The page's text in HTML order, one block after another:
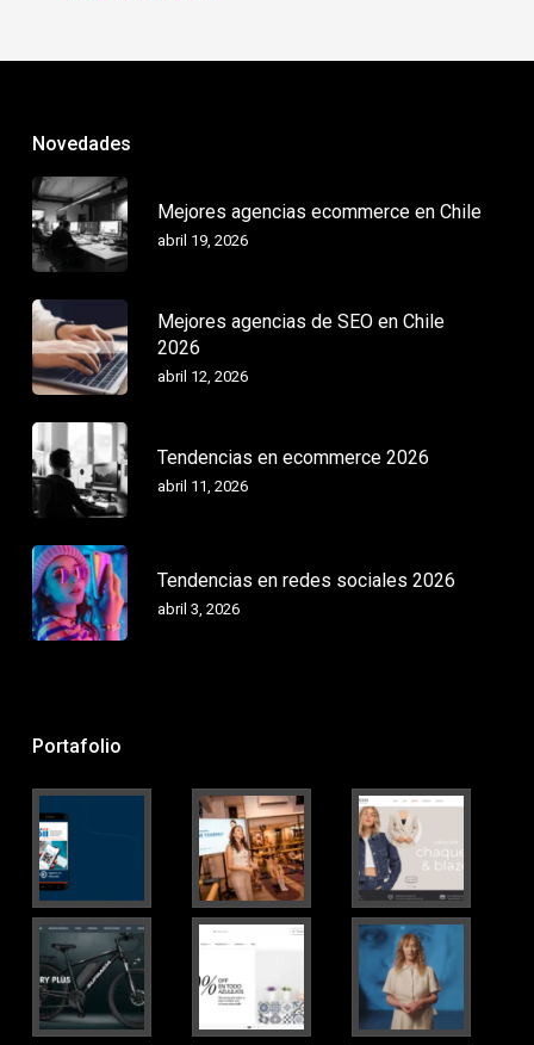
Novedades
Mejores agencias ecommerce en Chile
abril 19, 2026
Mejores agencias de SEO en Chile
2026
abril 12, 2026
Tendencias en ecommerce 2026
abril 11, 2026
Tendencias en redes sociales 2026
abril 3, 2026
Portafolio